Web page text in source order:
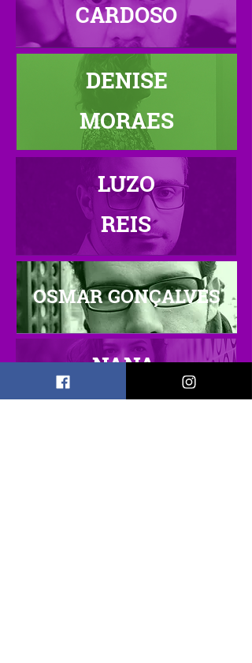
CARDOSO
DENISE
MORAES
LUZO
REIS
NANA
BRASIL
OSMAR GONÇALVES